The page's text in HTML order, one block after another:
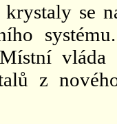
se
z